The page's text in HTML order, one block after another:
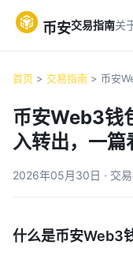
币安交易指南关
首页 > 交易指南 > 币安
币安Web3钱
入转出，一篇
2026年05月30日 · 交
什么是币安Web3